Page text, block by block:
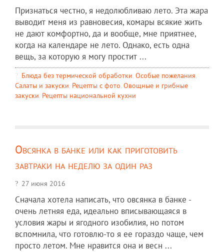
Признаться честно, я недолюбливаю лето. Эта жара
выводит меня из равновесия, комары всякие жить
не дают комфортно, да и вообще, мне приятнее,
когда на календаре не лето. Однако, есть одна
вещь, за которую я могу простит ...
Блюда без термической обработки, Особые пожелания,
Салаты и закуски, Рецепты c фото, Овощные и грибные
закуски, Рецепты национальной кухни
Овсянка в банке или как приготовить
завтраки на неделю за один раз
27 июня 2016
Сначала хотела написать, что овсянка в банке -
очень летняя еда, идеально вписывающаяся в
условия жары и ягодного изобилия, но потом
вспомнила, что готовлю-то я ее гораздо чаще, чем
просто летом. Мне нравится она и весн ...